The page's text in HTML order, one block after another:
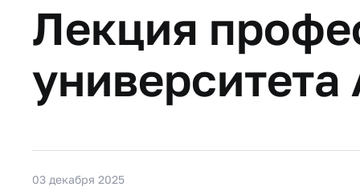
Лекция
03 декабря 2025